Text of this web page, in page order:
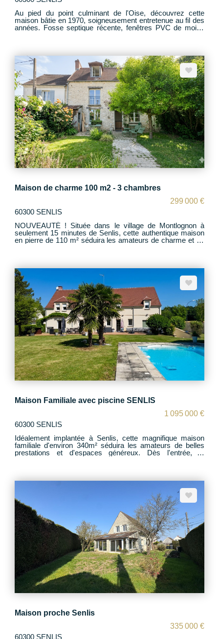
Au pied du point culminant de l'Oise, découvrez cette
maison bâtie en 1970, soigneusement entretenue au fil des
années. Fosse septique récente, fenêtres PVC de moins
agrémenté d'une cheminée insert idéale pour les soirées
d'hiver. Une cuisine indépendante, aménagée et équipée,
complète ce niveau. À l'étage, vous trouverez 5 chambres,
dont une traversante, ainsi qu'une salle de bains et une
salle d'eau. À l'extérieur, un joli jardin arboré de plus de 1
000 m² accompagne la maison. Une partie du terrain est
piscinable. Deux garages viennent compléter l'ensemble et
facilitent le stationnement. Vous recherchez le calme, les
balades en forêt, tout en restant à proximité des villes
offrant tous les commerces et services nécessaires ?
Cette maison est faite pour vous. Le village est desservi
par les transports scolaires vers les établissements
senlisiens et dispose également d'une école maternelle.
Maison de charme 100 m2 - 3 chambres
299 000 €
60300 SENLIS
NOUVEAUTÉ ! Située dans le village de Montlognon à
seulement 15 minutes de Senlis, cette authentique maison
en pierre de 110 m² séduira les amateurs de charme et de
convivial et lumineux Une arrière-cuisine avec espace
buanderie ainsi que des WC complètent le rez-de-
chaussée. Plancher chauffant. Au 1er étage, vous
trouverez : - Une chambre avec son dressing - Une
seconde chambre - Une salle d'eau avec WC Au 2ème
étage, l'espace propose : - Une chambre supplémentaire -
Une chambre ou bureau selon vos besoins À l'extérieur,
profitez d'un espace jardin terrasse clos de 164 m², idéal
pour les moments de détente. Un bien plein de caractère à
découvrir sans tarder !
Maison Familiale avec piscine SENLIS
1 095 000 €
60300 SENLIS
Idéalement implantée à Senlis, cette magnifique maison
familiale d'environ 340m² séduira les amateurs de belles
prestations et d'espaces généreux. Dès l'entrée, le
grande famille. Le bien dispose également de 3 à 4 salles
de bains/d'eau, garantissant confort et fonctionnalité au
quotidien. Un sous-sol total complète cette propriété, offrant
un volume de rangement et d'aménagement exceptionnel
(garage, cave à vin, salle de sport, atelier, espace loisirs?).
À l'extérieur, la propriété s'épanouit sur un terrain arboré de
4200 m², véritable écrin de verdure. Une piscine et un
boulodrome y a été aménagée, invitant à la détente et à la
convivialité durant la belle saison. Cette maison d'exception
conjugue espace, prestige et qualité de vie, à deux pas du
centre historique de Senlis
Maison proche Senlis
335 000 €
60300 SENLIS